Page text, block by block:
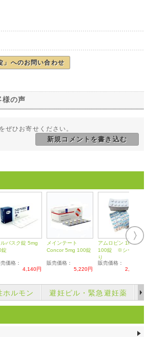
血管を収縮させ血圧をあげる筋肉ですので、
血管の過度の圧迫がなくなり血圧が正常にな
大に処方されます。
ます。
影響を及ぼしませんので、糖尿病の方の服用
痛、発熱、胆汁うっ滞、体重増加。
害、肝炎、血小板減少、不整脈が挙げられま
お薬を服用されて改善がみられない場合に
るか、かかりつけのお医者様の診断を受けて
ルは厳禁です。
方は、瞳孔に影響を与える事がありますの
ィル水和物、バイアグラの後発薬・クエン酸
併用は、医師の指導を仰いでください。
きません。
がりやすいために、一般の服用量より低量か
を必要とする【要指示薬】です。本剤の説明
」へのお問い合わせ
様の声
ぜひお寄せください。
新規コメントを書き込む
ルバスク錠 5mg
錠
価格：
4,140円
メインテート
Concor 5mg 100錠
販売価格：
5,220円
アムロピン 10mg
100錠 ※シート売
り
販売価格：
2,130円
ホルモン 避妊ピル・緊急避妊薬